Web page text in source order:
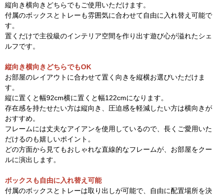
縦向き横向きどちらでもご使用いただけます。
付属のボックスとトレーも雰囲気に合わせて自由に入れ替え可能で
す。
置くだけで主役級のインテリア空間を作り出す遊び心が溢れたシェ
ルフです。
縦向き横向きどちらでもOK
お部屋のレイアウトに合わせて置く向きを縦横お選びいただけま
す。
縦に置くと幅92cm横に置くと幅122cmになります。
存在感を持たせたい方は縦向き、圧迫感を軽減したい方は横向きが
おすすめ。
フレームには丈夫なアイアンを使用しているので、長くご愛用いた
だけるのも嬉しいポイント。
どの方面から見てもおしゃれな直線的なフレームが、お部屋をクー
ルに演出します。
ボックスも自由に入れ替え可能
付属のボックスとトレーは取り出しが可能で、自由に配置場所を決